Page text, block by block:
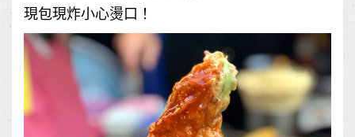
現包現炸小心燙口！